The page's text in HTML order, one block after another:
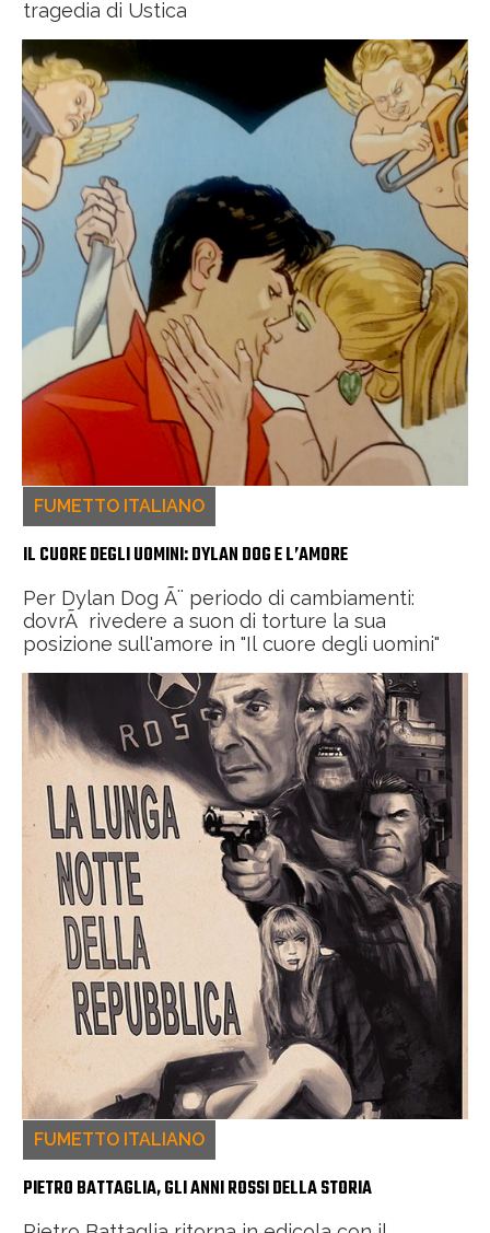
tragedia di Ustica
FUMETTO ITALIANO
IL CUORE DEGLI UOMINI: DYLAN DOG E L’AMORE
Per Dylan Dog Ã¨ periodo di cambiamenti:
dovrÃ rivedere a suon di torture la sua
posizione sull'amore in "Il cuore degli uomini"
FUMETTO ITALIANO
PIETRO BATTAGLIA, GLI ANNI ROSSI DELLA STORIA